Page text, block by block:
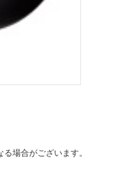
場合がございます。